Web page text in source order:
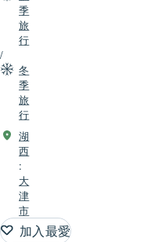
季
旅
行
/
冬
季
旅
行
湖
西
:
大
津
市
加入最愛